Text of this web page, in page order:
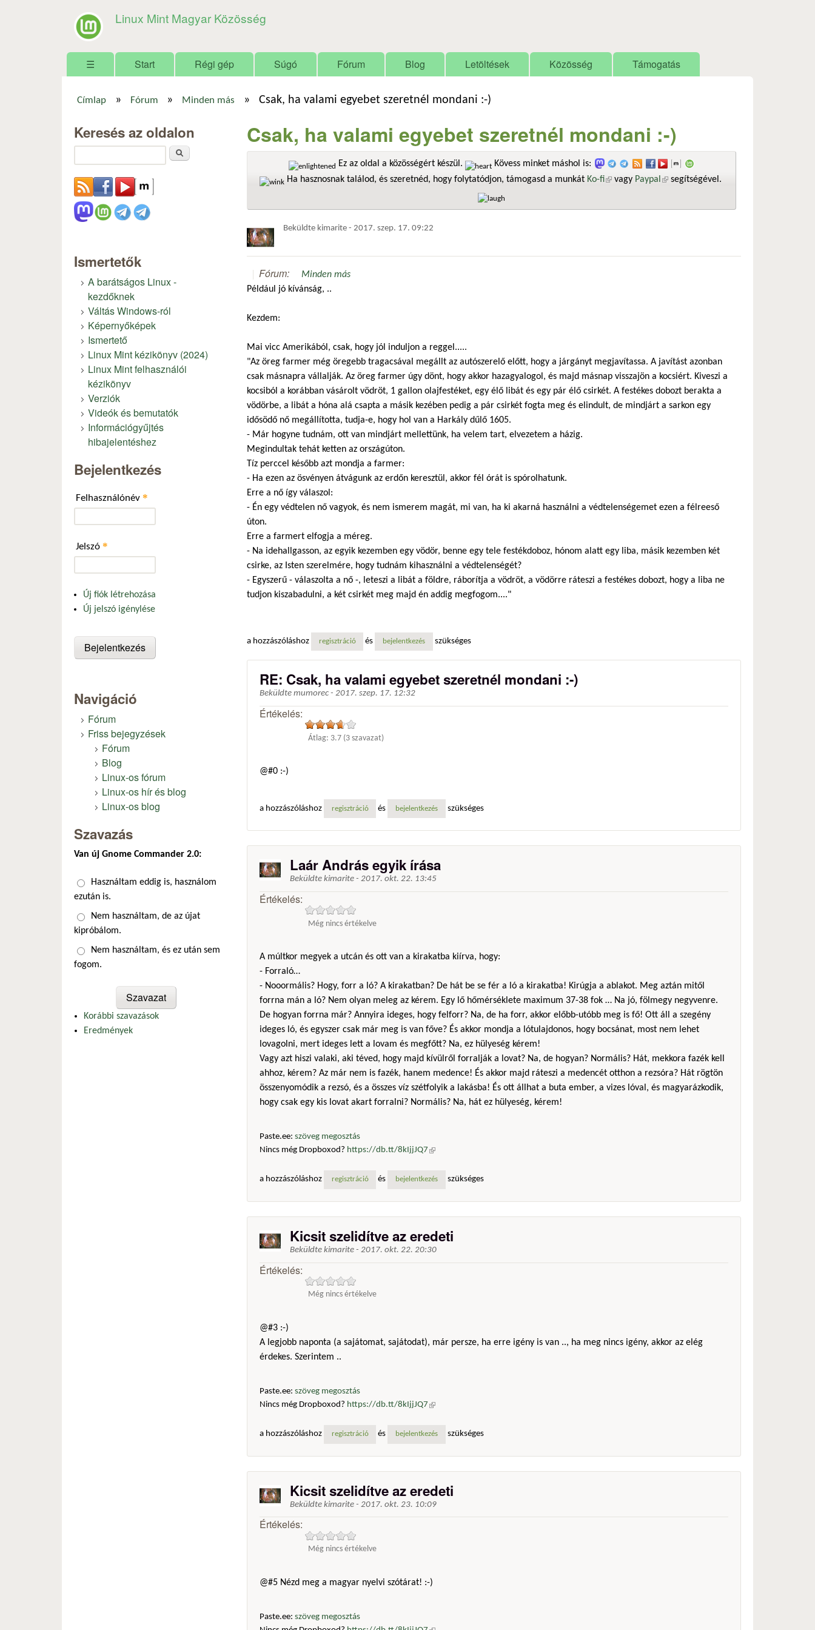
Linux Mint Magyar Közösség
Főmenü
☰ Start Régi gép Súgó Fórum Blog Letöltések Közösség Támogatás
Címlap » Fórum » Minden más » Csak, ha valami egyebet szeretnél mondani :-)
Csak, ha valami egyebet szeretnél mondani :-)
Ez az oldal a közösségért készül.
Kövess minket máshol is:
Ha hasznosnak találod, és szeretnéd, hogy folytatódjon, támogasd a munkát Ko-fi(külső hivatkozás)
vagy Paypal (külső hivatkozás)
segítségével.
Beküldte kimarite - 2017. szep. 17. 09:22
Fórum:
Minden más
Például jó kívánság, ..
Kezdem:
Mai vicc Amerikából, csak, hogy jól induljon a reggel.....
"Az öreg farmer még öregebb tragacsával megállt az autószerelő előtt, hogy a járgányt megjavítassa. A javítást azonban
csak másnapra vállalják. Az öreg farmer úgy dönt, hogy akkor hazagyalogol, és majd másnap visszajön a kocsiért. Kiveszi a
kocsiból a korábban vásárolt vödröt, 1 gallon olajfestéket, egy élő libát és egy pár élő csirkét. A festékes dobozt berakta a
vödörbe, a libát a hóna alá csapta a másik kezében pedig a pár csirkét fogta meg és elindult, de mindjárt a sarkon egy
idősödő nő megállította, tudja-e, hogy hol van a Harkály dűlő 1605.
- Már hogyne tudnám, ott van mindjárt mellettünk, ha velem tart, elvezetem a házig.
Megindultak tehát ketten az országúton.
Tíz perccel később azt mondja a farmer:
- Ha ezen az ösvényen átvágunk az erdőn keresztül, akkor fél órát is spórolhatunk.
Erre a nő így válaszol:
- Én egy védtelen nő vagyok, és nem ismerem magát, mi van, ha ki akarná használni a védtelenségemet ezen a félreeső
úton.
Erre a farmert elfogja a méreg.
- Na idehallgasson, az egyik kezemben egy vödör, benne egy tele festékdoboz, hónom alatt egy liba, másik kezemben két
csirke, az Isten szerelmére, hogy tudnám kihasználni a védtelenségét?
- Egyszerű - válaszolta a nő -, leteszi a libát a földre, ráborítja a vödröt, a vödörre ráteszi a festékes dobozt, hogy a liba ne
tudjon kiszabadulni, a két csirkét meg majd én addig megfogom...."
a hozzászóláshoz regisztráció és bejelentkezés szükséges
RE: Csak, ha valami egyebet szeretnél mondani :-)
Beküldte mumorec - 2017. szep. 17. 12:32
Értékelés:
Átlag: 3.7 (3 szavazat)
@#0 :-)
a hozzászóláshoz regisztráció és bejelentkezés szükséges
Laár András egyik írása
Beküldte kimarite - 2017. okt. 22. 13:45
Értékelés:
Még nincs értékelve
A múltkor megyek a utcán és ott van a kirakatba kiírva, hogy:
- Forraló…
- Nooormális? Hogy, forr a ló? A kirakatban? De hát be se fér a ló a kirakatba! Kirúgja a ablakot. Meg aztán mitől
forrna mán a ló? Nem olyan meleg az kérem. Egy lő hőmérséklete maximum 37-38 fok … Na jó, fölmegy negyvenre.
De hogyan forrna már? Annyira ideges, hogy felforr? Na, de ha forr, akkor előbb-utóbb meg is fő! Ott áll a szegény
ideges ló, és egyszer csak már meg is van főve? És akkor mondja a lótulajdonos, hogy bocsánat, most nem lehet
lovagolni, mert ideges lett a lovam és megfőtt? Na, ez hülyeség kérem!
Vagy azt hiszi valaki, aki téved, hogy majd kívülről forralják a lovat? Na, de hogyan? Normális? Hát, mekkora fazék kell
ahhoz, kérem? Az már nem is fazék, hanem medence! És akkor majd ráteszi a medencét otthon a rezsóra? Hát rögtön
összenyomódik a rezsó, és a összes víz szétfolyik a lakásba! És ott állhat a buta ember, a vizes lóval, és magyarázkodik,
hogy csak egy kis lovat akart forralni? Normális? Na, hát ez hülyeség, kérem!
Paste.ee: szöveg megosztás
Nincs még Dropboxod? https://db.tt/8kIjjJQ7 (külső hivatkozás)
a hozzászóláshoz regisztráció és bejelentkezés szükséges
Kicsit szelidítve az eredeti
Beküldte kimarite - 2017. okt. 22. 20:30
Értékelés:
Még nincs értékelve
@#3 :-)
A legjobb naponta (a sajátomat, sajátodat), már persze, ha erre igény is van .., ha meg nincs igény, akkor az elég
érdekes. Szerintem ..
Paste.ee: szöveg megosztás
Nincs még Dropboxod? https://db.tt/8kIjjJQ7 (külső hivatkozás)
a hozzászóláshoz regisztráció és bejelentkezés szükséges
Kicsit szelidítve az eredeti
Beküldte kimarite - 2017. okt. 23. 10:09
Értékelés:
Még nincs értékelve
@#5 Nézd meg a magyar nyelvi szótárat! :-)
Paste.ee: szöveg megosztás
Keresés az oldalon
Ismertetők
A barátságos Linux -
kezdőknek
Váltás Windows-ról
Képernyőképek
Ismertető
Linux Mint kézikönyv (2024)
Linux Mint felhasználói
kézikönyv
Verziók
Videók és bemutatók
Információgyűjtés
hibajelentéshez
Bejelentkezés
Felhasználónév *
Jelszó *
Új fiók létrehozása
Új jelszó igénylése
Navigáció
Fórum
Friss bejegyzések
Fórum
Blog
Linux-os fórum
Linux-os hír és blog
Linux-os blog
Szavazás
Van új Gnome Commander 2.0:
Választások
Használtam eddig is, használom
ezután is.
Nem használtam, de az újat
kipróbálom.
Nem használtam, és ez után sem
fogom.
Korábbi szavazások
Eredmények